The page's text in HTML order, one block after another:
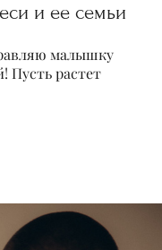
и ее семьи
малышку
Пусть растет